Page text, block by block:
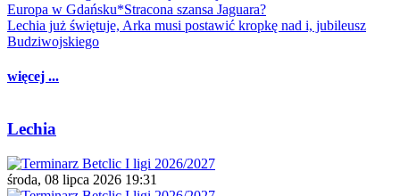
Europa w Gdańsku*Stracona szansa Jaguara?
Lechia już świętuje, Arka musi postawić kropkę nad i, jubileusz
Budziwojskiego
więcej ...
Lechia
środa, 08 lipca 2026 19:31